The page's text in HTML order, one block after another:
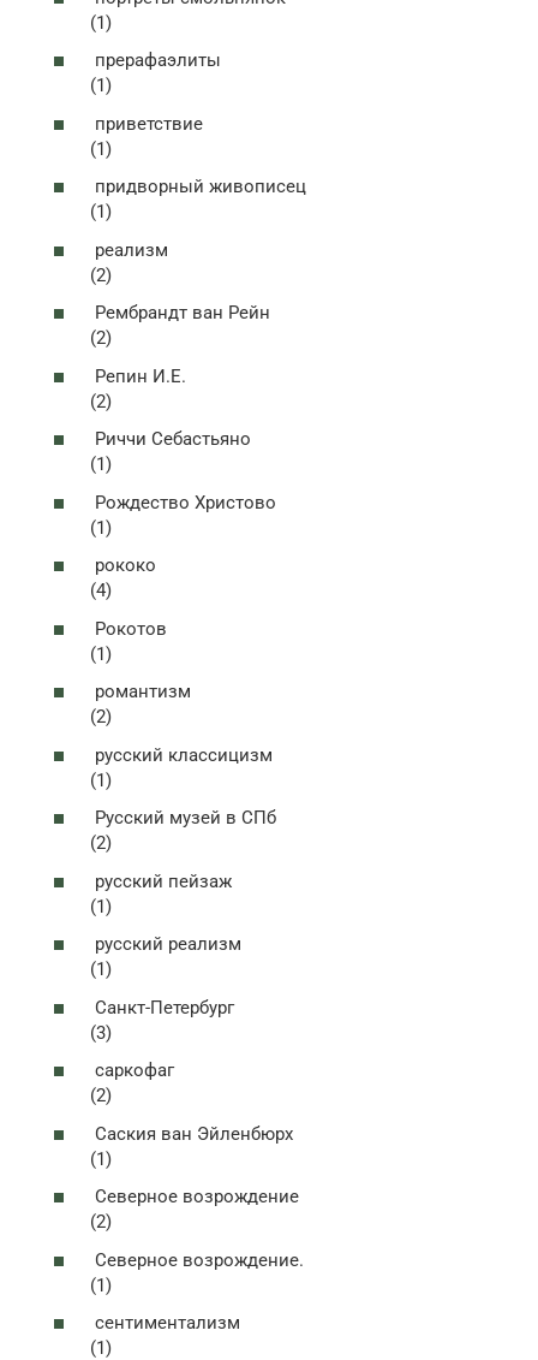
(1)
прерафаэлиты
(1)
приветствие
(1)
придворный живописец
(1)
реализм
(2)
Рембрандт ван Рейн
(2)
Репин И.Е.
(2)
Риччи Себастьяно
(1)
Рождество Христово
(1)
рококо
(4)
Рокотов
(1)
романтизм
(2)
русский классицизм
(1)
Русский музей в СПб
(2)
русский пейзаж
(1)
русский реализм
(1)
Санкт-Петербург
(3)
саркофаг
(2)
Саския ван Эйленбюрх
(1)
Северное возрождение
(2)
Северное возрождение.
(1)
сентиментализм
(1)